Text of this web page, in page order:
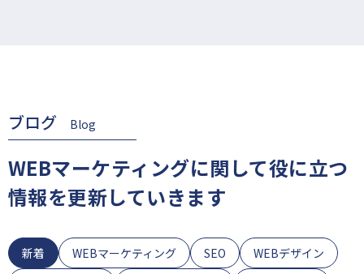
ブログ Blog
WEBマーケティングに関して役に立つ
情報を更新していきます
新着 WEBマーケティング SEO
WEBデザイン